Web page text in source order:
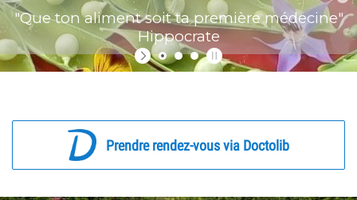
"Que ton aliment soit ta première médecine"
Hippocrate
Prendre rendez-vous via Doctolib